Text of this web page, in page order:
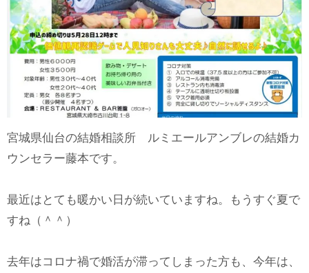
宮城県仙台の結婚相談所 ルミエールアンブレの結婚カ
ウンセラー藤本です。
最近はとても暖かい日が続いていますね。もうすぐ夏で
すね（＾＾）
去年はコロナ禍で婚活が滞ってしまった方も、今年は、